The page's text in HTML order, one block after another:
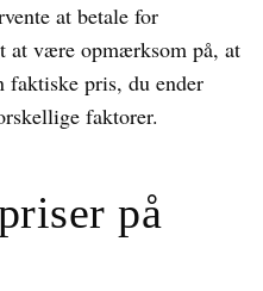
at betale for
være opmærksom på, at
faktiske pris, du ender
faktorer.
på